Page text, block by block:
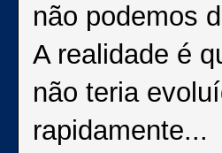
não podemos
A realidade é
não teria
rapidamente...